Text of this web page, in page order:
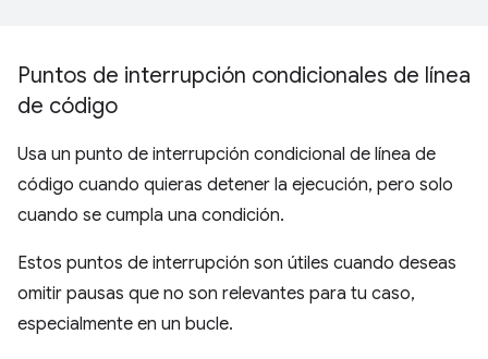
Puntos de interrupción condicionales de línea
de código
Usa un punto de interrupción condicional de línea de
código cuando quieras detener la ejecución, pero solo
cuando se cumpla una condición.
Estos puntos de interrupción son útiles cuando deseas
omitir pausas que no son relevantes para tu caso,
especialmente en un bucle.